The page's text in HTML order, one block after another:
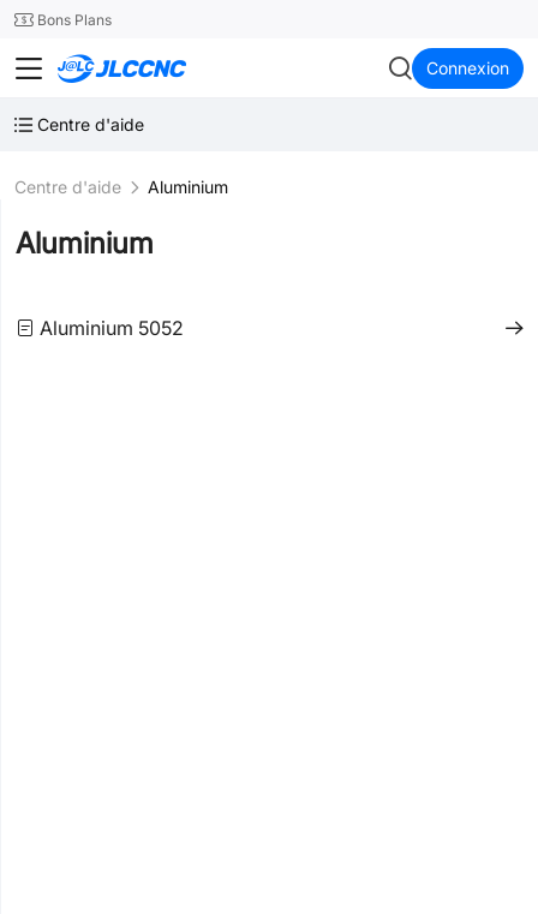
24SMT Bons Plans
JLCCNC Connexion
Centre d'aide
Centre d'aide Aluminium
Aluminium
Aluminium 5052